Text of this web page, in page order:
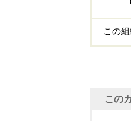
この
この